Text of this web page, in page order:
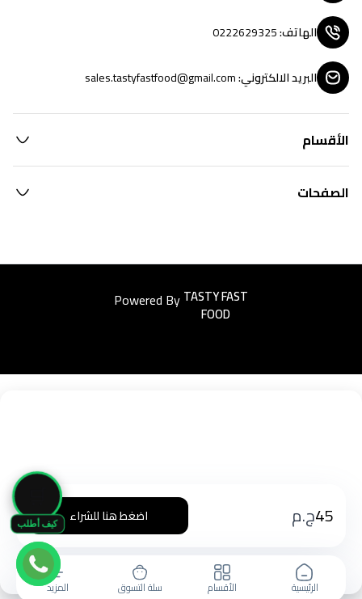
كيف أطلب 45ج.م اضغط هنا للشراء
الرئيسية الأقسام سلة التسوق المزيد
الهاتف:
0222629325
البريد الالكتروني:
sales.tastyfastfood@gmail.com
الأقسام
الصفحات
Powered ByEasyorders